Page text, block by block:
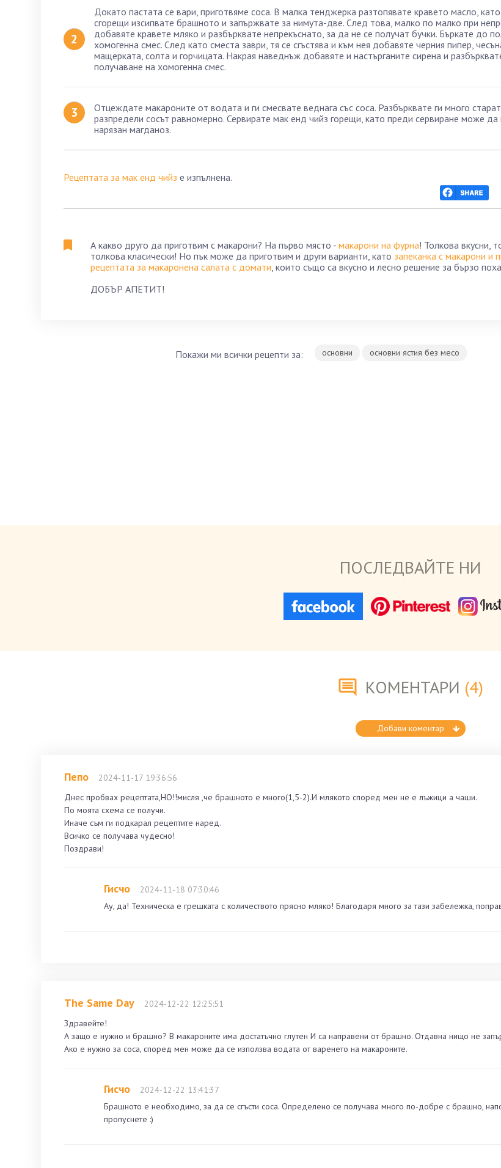
Докато пастата се вари, приготвяме соса. В малка тенджерка разтопявате кравето масло,
сгорещи изсипвате брашното и запържвате за нимута-две. След това, малко по малко при
добавяте кравете мляко и разбърквате непрекъснато, за да не се получат бучки. Бъркате до
хомогенна смес. След като сместа заври, тя се сгъстява и към нея добавяте черния пипер,
мащерката, солта и горчицата. Накрая наведнъж добавяте и настърганите сирена и
получаване на хомогенна смес.
Отцеждате макароните от водата и ги смесвате веднага със соса. Разбърквате ги много
разпредели сосът равномерно. Сервирате мак енд чийз горещи, като преди сервиране може да
нарязан магданоз.
Рецептата за мак енд чийз е изпълнена.
А какво друго да приготвим с макарони? На първо място - макарони на фурна! Толкова вкусни,
толкова класически! Но пък може да приготвим и други варианти, като запеканка с макарони и
рецептата за макаронена салата с домати , които също са вкусно и лесно решение за бързо
ДОБЪР АПЕТИТ!
Покажи ми всички рецепти за: основни основни ястия без месо
ПОСЛЕДВАЙТЕ НИ
КОМЕНТАРИ (4)
Добави коментар
Пепо
2024-11-17 19:36:56
Днес пробвах рецептата,НО!!мисля ,че брашното е много(1,5-2).И млякото според мен не е лъжици а чаши.
По моята схема се получи.
Иначе съм ги подкарал рецептите наред.
Всичко се получава чудесно!
Поздрави!
Гисчо
2024-11-18 07:30:46
Ау, да! Техническа е грешката с количеството прясно мляко! Благодаря много за тази забележка,
The Same Day
2024-12-22 12:25:51
Здравейте!
А защо е нужно и брашно? В макароните има достатъчно глутен И са направени от брашно. Отдавна нищо не
Ако е нужно за соса, според мен може да се използва водата от варенето на макароните.
Гисчо
2024-12-22 13:41:37
Брашното е необходимо, за да се сгъсти соса. Определено се получава много по-добре с брашно,
пропуснете :)